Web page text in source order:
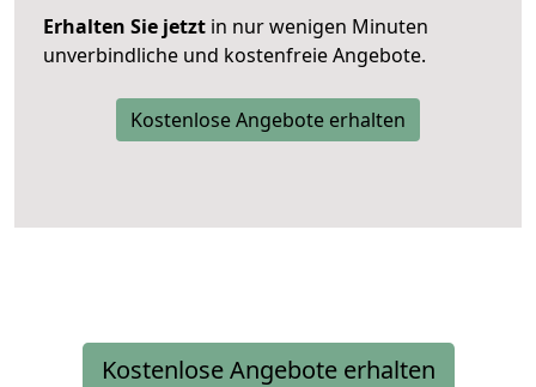
Erhalten Sie jetzt in nur wenigen Minuten
unverbindliche und kostenfreie Angebote.
Kostenlose Angebote erhalten
Kostenlose Angebote erhalten